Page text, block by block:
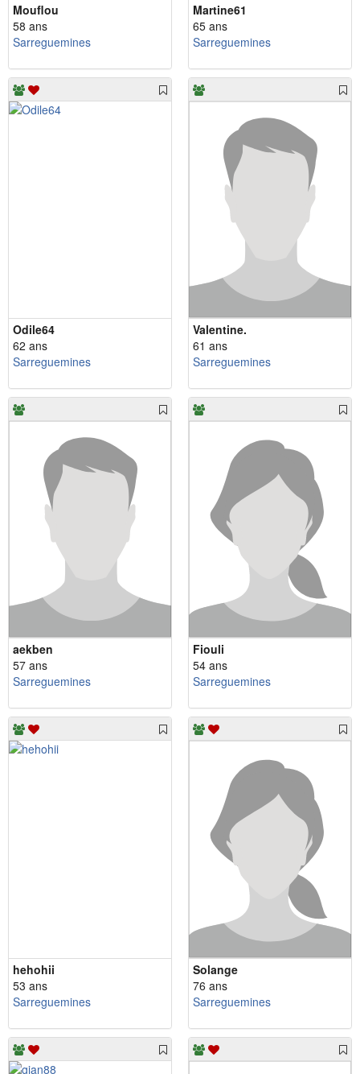
Mouflou
58 ans
Sarreguemines
Martine61
65 ans
Sarreguemines
Odile64
62 ans
Sarreguemines
Valentine.
61 ans
Sarreguemines
aekben
57 ans
Sarreguemines
Fiouli
54 ans
Sarreguemines
hehohii
53 ans
Sarreguemines
Solange
76 ans
Sarreguemines